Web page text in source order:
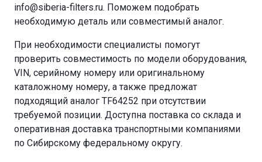
info@siberia-filters.ru. Поможем подобрать
необходимую деталь или совместимый аналог.
При необходимости специалисты помогут
проверить совместимость по модели оборудования,
VIN, серийному номеру или оригинальному
каталожному номеру, а также предложат
подходящий аналог TF64252 при отсутствии
требуемой позиции. Доступна поставка со склада и
оперативная доставка транспортными компаниями
по Сибирскому федеральному округу.